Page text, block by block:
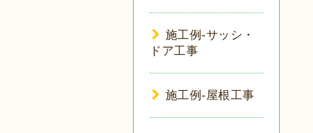
施工例-サッシ・
ドア工事
施工例-屋根工事